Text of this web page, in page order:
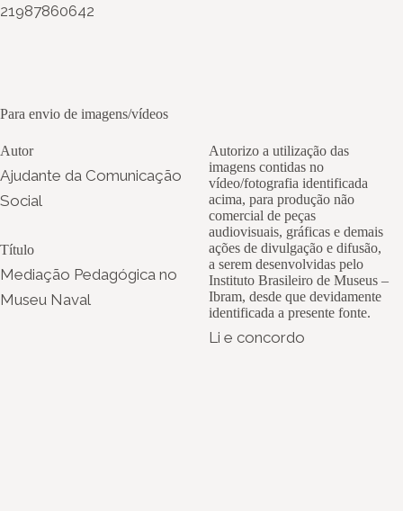
21987860642
Para envio de imagens/vídeos
Autor
Ajudante da Comunicação
Social
Título
Mediação Pedagógica no
Museu Naval
Autorizo a utilização das
imagens contidas no
vídeo/fotografia identificada
acima, para produção não
comercial de peças
audiovisuais, gráficas e demais
ações de divulgação e difusão,
a serem desenvolvidas pelo
Instituto Brasileiro de Museus –
Ibram, desde que devidamente
identificada a presente fonte.
Li e concordo